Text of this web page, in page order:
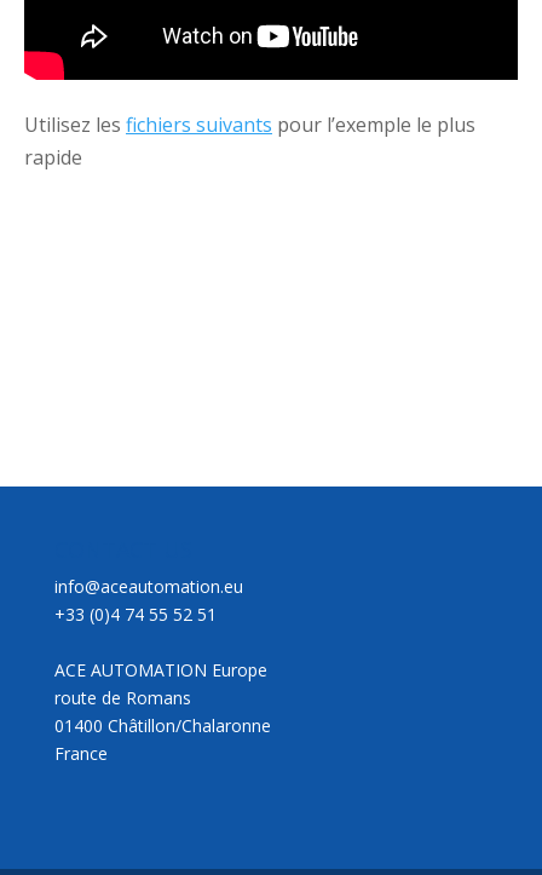
Utilisez les fichiers suivants pour l’exemple le plus
rapide
info@aceautomation.eu
+33 (0)4 74 55 52 51
ACE AUTOMATION Europe
route de Romans
01400 Châtillon/Chalaronne
France